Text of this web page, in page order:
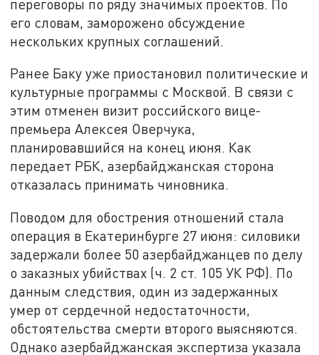
переговоры по ряду значимых проектов. По
его словам, заморожено обсуждение
нескольких крупных соглашений.
Ранее Баку уже приостановил политические и
культурные программы с Москвой. В связи с
этим отменен визит российского вице-
премьера Алексея Оверчука,
планировавшийся на конец июня. Как
передает РБК, азербайджанская сторона
отказалась принимать чиновника.
Поводом для обострения отношений стала
операция в Екатеринбурге 27 июня: силовики
задержали более 50 азербайджанцев по делу
о заказных убийствах (ч. 2 ст. 105 УК РФ). По
данным следствия, один из задержанных
умер от сердечной недостаточности,
обстоятельства смерти второго выясняются.
Однако азербайджанская экспертиза указала